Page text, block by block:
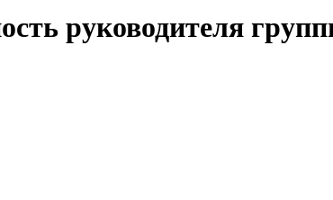
руководителя